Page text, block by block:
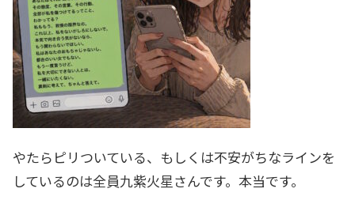
やたらピリついている、もしくは不安がちなラインを
しているのは全員九紫火星さんです。本当です。